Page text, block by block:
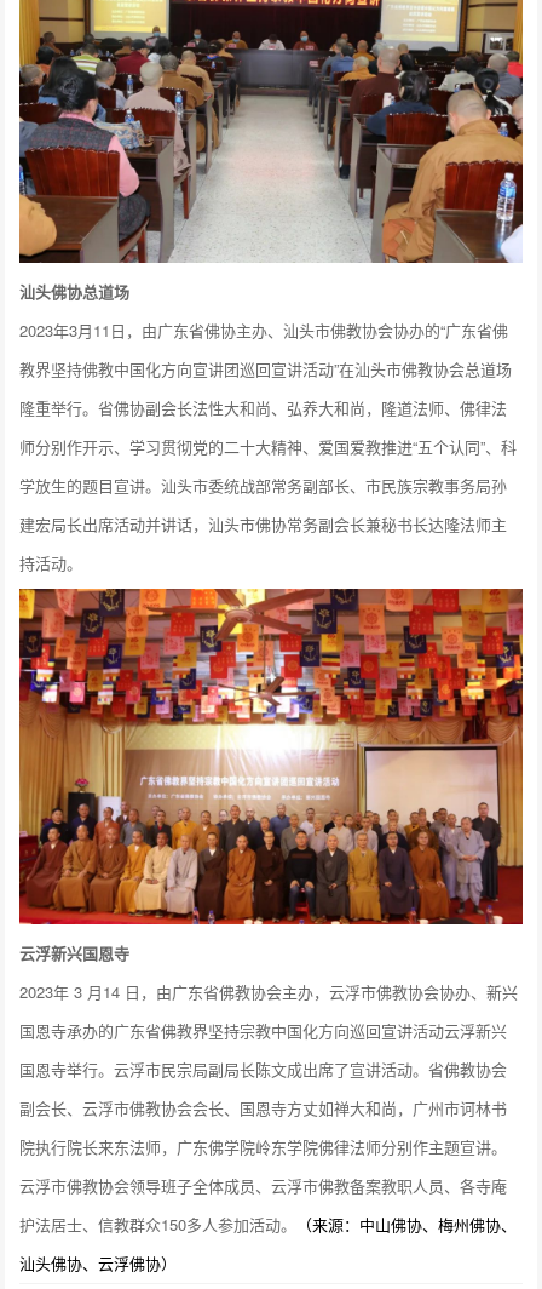
汕头佛协总道场
2023年3月11日，由广东省佛协主办、汕头市佛教协会协办的“广东省佛
教界坚持佛教中国化方向宣讲团巡回宣讲活动”在汕头市佛教协会总道场
隆重举行。省佛协副会长法性大和尚、弘养大和尚，隆道法师、佛律法
师分别作开示、学习贯彻党的二十大精神、爱国爱教推进“五个认同”、科
学放生的题目宣讲。汕头市委统战部常务副部长、市民族宗教事务局孙
建宏局长出席活动并讲话，汕头市佛协常务副会长兼秘书长达隆法师主
持活动。
云浮新兴国恩寺
2023年 3 月14 日，由广东省佛教协会主办，云浮市佛教协会协办、新兴
国恩寺承办的广东省佛教界坚持宗教中国化方向巡回宣讲活动云浮新兴
国恩寺举行。云浮市民宗局副局长陈文成出席了宣讲活动。省佛教协会
副会长、云浮市佛教协会会长、国恩寺方丈如禅大和尚，广州市诃林书
院执行院长来东法师，广东佛学院岭东学院佛律法师分别作主题宣讲。
云浮市佛教协会领导班子全体成员、云浮市佛教备案教职人员、各寺庵
护法居士、信教群众150多人参加活动。
（来源：中山佛协、梅州佛协、
汕头佛协、云浮佛协）